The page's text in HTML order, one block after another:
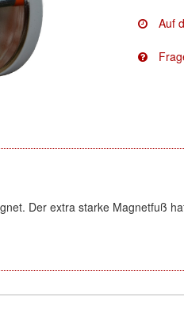
Der extra starke Magnetfuß